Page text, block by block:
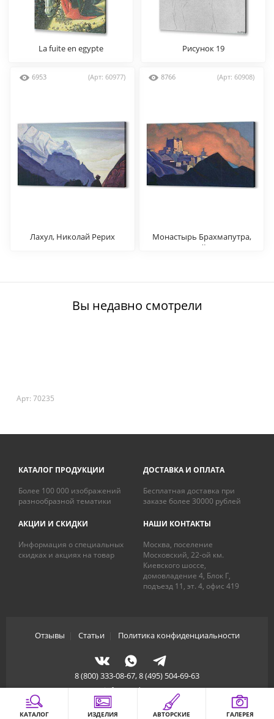
КАТАЛОГ ИЗДЕЛИЯ АВТОРСКИЕ ГАЛЕРЕЯ
La fuite en egypte Рисунок 19
6953 (Арт: 60977)
Лахул, Николай Рерих
8766 (Арт: 60908)
Монастырь Брахмапутра,
Николай Рерих
Вы недавно смотрели
Арт: 70235
КАТАЛОГ ПРОДУКЦИИ
Более 100 000 изображений
разнообразной тематики
ДОСТАВКА И ОПЛАТА
Бесплатная доставка при
заказе более 30000 рублей
АКЦИИ И СКИДКИ
Информация о специальных
скидках и акциях на товар
НАШИ КОНТАКТЫ
Москва, поселение
Московский, 22-ой км.
Киевского шоссе,
домовладение 4, Блок Г,
подъезд 11, эт. 4, офис 419
Отзывы Статьи| Политика конфиденциальности
8 (800) 333-08-67, 8 (495) 504-69-63
info@artdecory.ru